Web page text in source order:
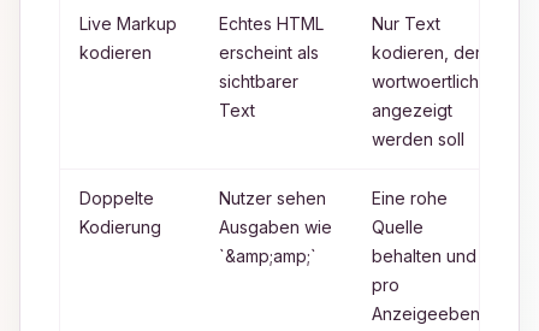
Live Markup
kodieren
Echtes HTML
erscheint als
sichtbarer
Text
Nur Text
kodieren, der
wortwoertlich
angezeigt
werden soll
Doppelte
Kodierung
Nutzer sehen
Ausgaben wie
`&amp;amp;`
Eine rohe
Quelle
behalten und
pro
Anzeigeebene